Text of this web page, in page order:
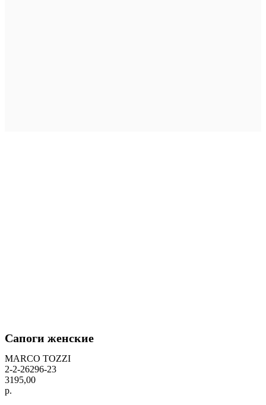
Сапоги женские
MARCO TOZZI
2-2-26296-23
3195,00
р.